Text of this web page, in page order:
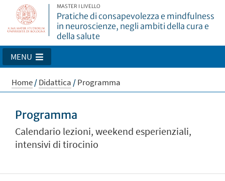
MASTER I LIVELLO
Pratiche di consapevolezza e mindfulness
in neuroscienze, negli ambiti della cura e
della salute
MENU
Home/Didattica /Programma
Programma
Calendario lezioni, weekend esperienziali,
intensivi di tirocinio